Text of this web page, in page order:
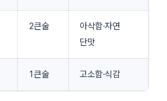
2큰술
아삭함·자연
단맛
1큰술 고소함·식감